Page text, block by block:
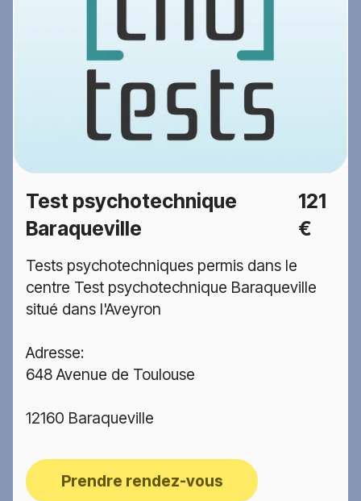
Test psychotechnique
Baraqueville
121
€
Tests psychotechniques permis dans le
centre Test psychotechnique Baraqueville
situé dans l'Aveyron
Adresse:
648 Avenue de Toulouse
12160 Baraqueville
Prendre rendez-vous